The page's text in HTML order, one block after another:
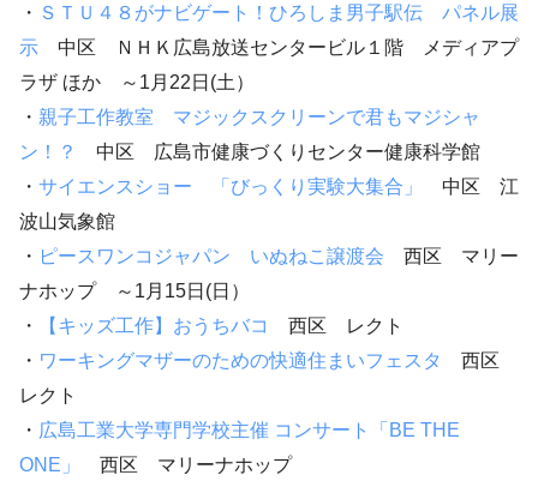
・ ＳＴＵ４８がナビゲート！ひろしま男子駅伝 パネル展
示 中区 ＮＨＫ広島放送センタービル１階 メディアプ
ラザ ほか ～1月22日(土）
・ 親子工作教室 マジックスクリーンで君もマジシャ
ン！？
中区 広島市健康づくりセンター健康科学館
・ サイエンスショー 「びっくり実験大集合」
中区 江
波山気象館
・ ピースワンコジャパン いぬねこ譲渡会 西区 マリー
ナホップ ～1月15日(日）
・
【キッズ工作】おうちバコ
西区 レクト
・ ワーキングマザーのための快適住まいフェスタ
西区
レクト
・ 広島工業大学専門学校主催 コンサート「BE THE
ONE」
西区 マリーナホップ